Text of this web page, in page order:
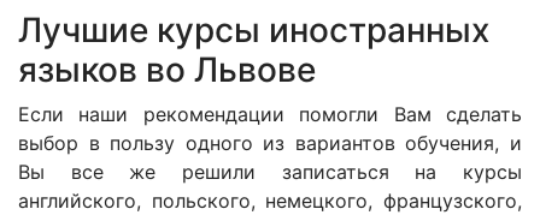
Лучшие курсы иностранных
языков во Львове
Если наши рекомендации помогли Вам сделать
выбор в пользу одного из вариантов обучения, и
Вы все же решили записаться на курсы
английского, польского, немецкого, французского,